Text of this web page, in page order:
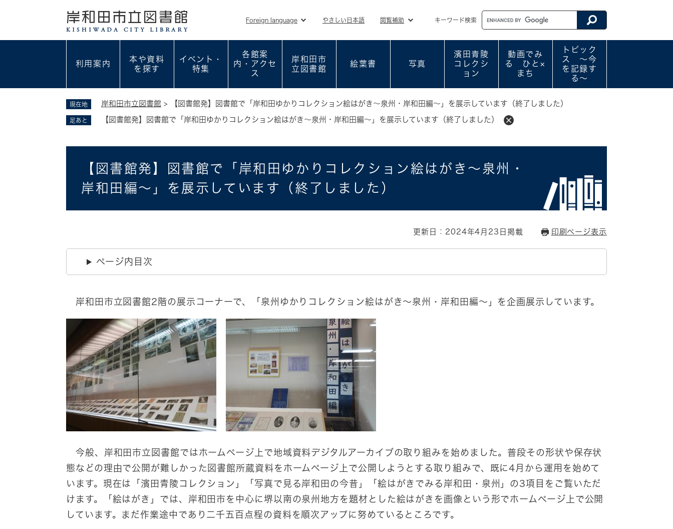
の
す
Foreign language やさしい日本語 閲覧補助 キーワード検索
利用案内
本や資料
を探す
イベント・
特集
各館案
内・アクセ
ス
岸和田市
立図書館
絵葉書 写真
濱田青陵
コレクシ
ョン
動画でみ
る ひと×
まち
トピック
ス ～今
を記録す
る～
現在地 岸和田市立図書館 > 【図書館発】図書館で「岸和田ゆかりコレクション絵はがき～泉州・岸和田編～」を展示しています（終了しました）
足あと 【図書館発】図書館で「岸和田ゆかりコレクション絵はがき～泉州・岸和田編～」を展示しています（終了しました）
【図書館発】図書館で「岸和田ゆかりコレクション絵はがき～泉州・
岸和田編～」を展示しています（終了しました）
更新日：2024年4月23日掲載 印刷ページ表示
ページ内目次
岸和田市立図書館2階の展示コーナーで、「泉州ゆかりコレクション絵はがき～泉州・岸和田編～」を企画展示しています。
今般、岸和田市立図書館ではホームページ上で地域資料デジタルアーカイブの取り組みを始めました。普段その形状や保存状
態などの理由で公開が難しかった図書館所蔵資料をホームページ上で公開しようとする取り組みで、既に4月から運用を始めて
います。現在は「濱田青陵コレクション」「写真で見る岸和田の今昔」「絵はがきでみる岸和田・泉州」の3項目をご覧いただ
けます。「絵はがき」では、岸和田市を中心に堺以南の泉州地方を題材とした絵はがきを画像という形でホームページ上で公開
しています。まだ作業途中であり二千五百点程の資料を順次アップに努めているところです。